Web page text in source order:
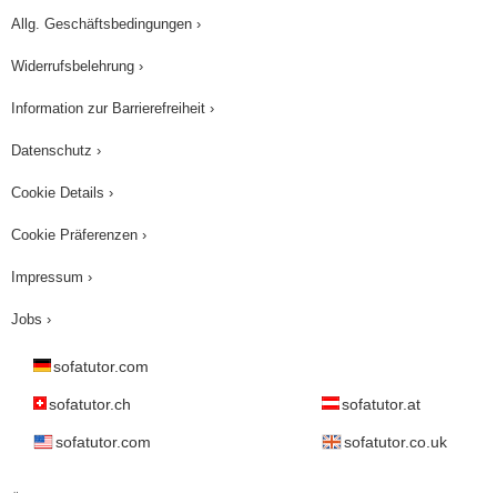
Allg. Geschäftsbedingungen ›
Widerrufsbelehrung ›
Information zur Barrierefreiheit ›
Datenschutz ›
Cookie Details ›
Cookie Präferenzen ›
Impressum ›
Jobs ›
sofatutor.com
sofatutor.ch sofatutor.at
sofatutor.com sofatutor.co.uk